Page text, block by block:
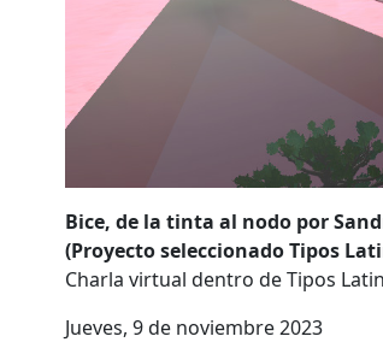
Bice, de la tinta al nodo por
(Proyecto seleccionado Tipos
Charla virtual dentro de Tipos
Jueves, 9 de noviembre 2023